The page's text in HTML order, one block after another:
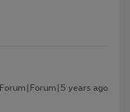
Forum|Forum|5 years ago